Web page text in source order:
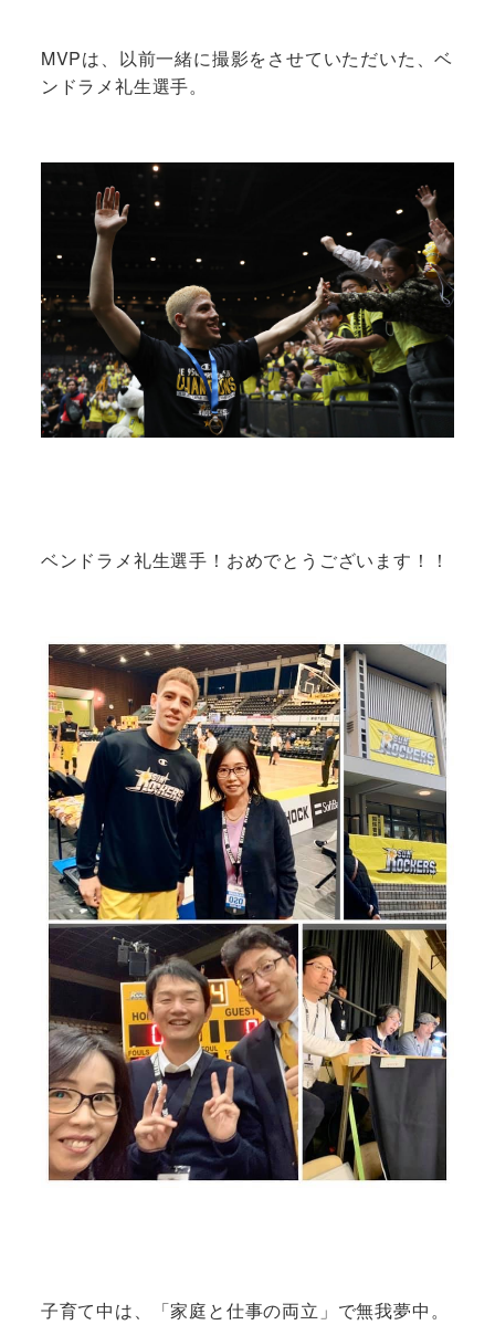
MVPは、以前一緒に撮影をさせていただいた、ベ
ンドラメ礼生選手。
ベンドラメ礼生選手！おめでとうございます！！
子育て中は、「家庭と仕事の両立」で無我夢中。